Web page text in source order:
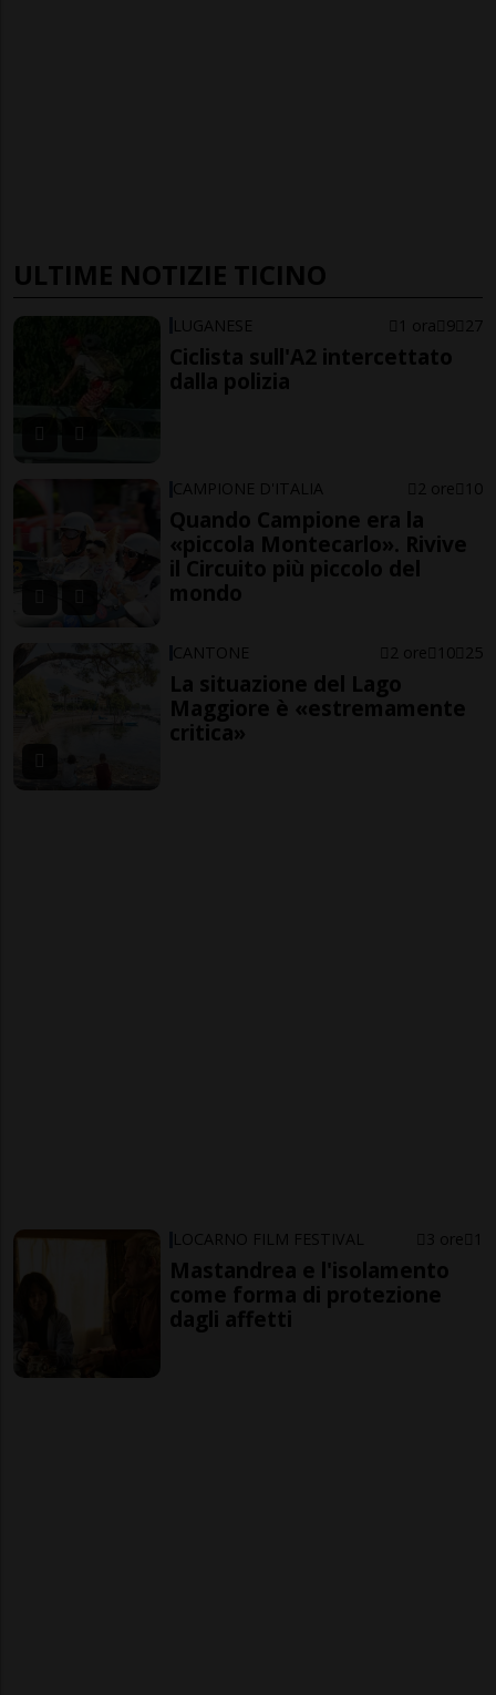
ULTIME NOTIZIE TICINO
LUGANESE 1 ora 9 27
Ciclista sull'A2 intercettato
dalla polizia
CAMPIONE D'ITALIA 2 ore 10
Quando Campione era la
«piccola Montecarlo». Rivive
il Circuito più piccolo del
mondo
CANTONE 2 ore 10 25
La situazione del Lago
Maggiore è «estremamente
critica»
LOCARNO FILM FESTIVAL 3 ore 1
Mastandrea e l'isolamento
come forma di protezione
dagli affetti